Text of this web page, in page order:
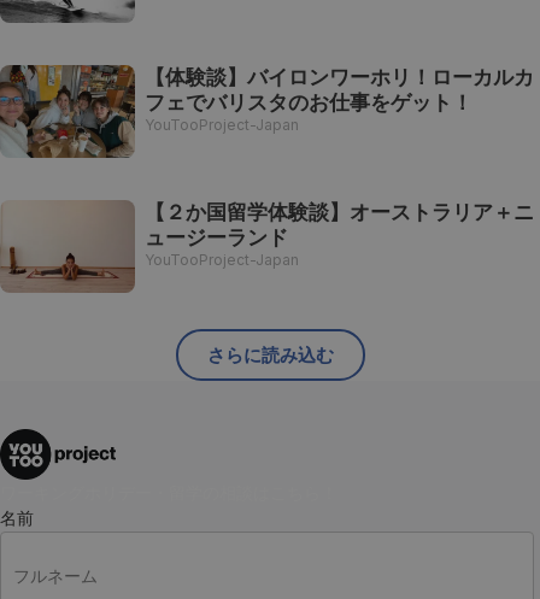
【体験談】バイロンワーホリ！ローカルカ
フェでバリスタのお仕事をゲット！
YouTooProject-Japan
【２か国留学体験談】オーストラリア＋ニ
ュージーランド
YouTooProject-Japan
さらに読み込む
名前